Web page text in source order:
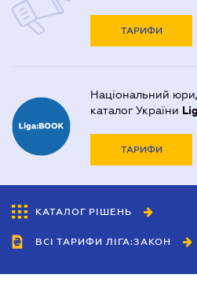
ТАРИФИ
Національний
каталог України
ТАРИФИ
КАТАЛОГ РІШЕНЬ
ВСІ ТАРИФИ ЛІГА:ЗАКОН